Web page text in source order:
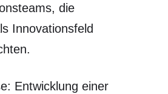
die
Innovationsfeld
Entwicklung einer